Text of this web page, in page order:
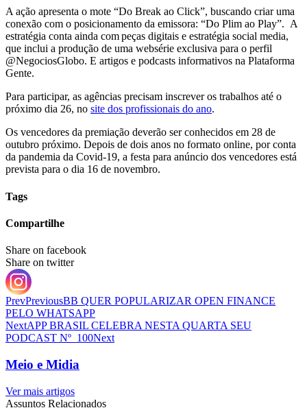
A ação apresenta o mote “Do Break ao Click”, buscando criar uma
conexão com o posicionamento da emissora: “Do Plim ao Play”. A
estratégia conta ainda com peças digitais e estratégia social media,
que inclui a produção de uma websérie exclusiva para o perfil
@NegociosGlobo. E artigos e podcasts informativos na Plataforma
Gente.
Para participar, as agências precisam inscrever os trabalhos até o
próximo dia 26, no site dos profissionais do ano.
Os vencedores da premiação deverão ser conhecidos em 28 de
outubro próximo. Depois de dois anos no formato online, por conta
da pandemia da Covid-19, a festa para anúncio dos vencedores está
prevista para o dia 16 de novembro.
Tags
Compartilhe
Share on facebook
Share on twitter
PrevPreviousBB QUER POPULARIZAR OPEN FINANCE
PELO WHATSAPP
NextAPP BRASIL CELEBRA NESTA QUARTA SEU
PODCAST Nº 100Next
Meio e Midia
Ver mais artigos
Assuntos Relacionados